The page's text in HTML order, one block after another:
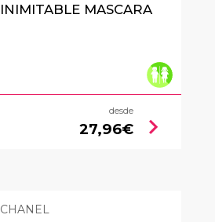
INIMITABLE MASCARA
desde
27,96€ chevron_right
CHANEL